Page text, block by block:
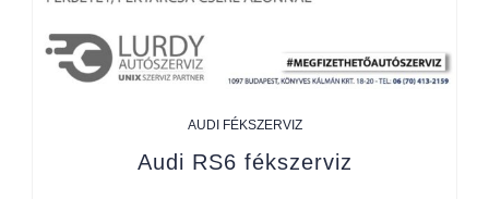
AUDI FÉKSZERVIZ
Audi RS6 fékszerviz